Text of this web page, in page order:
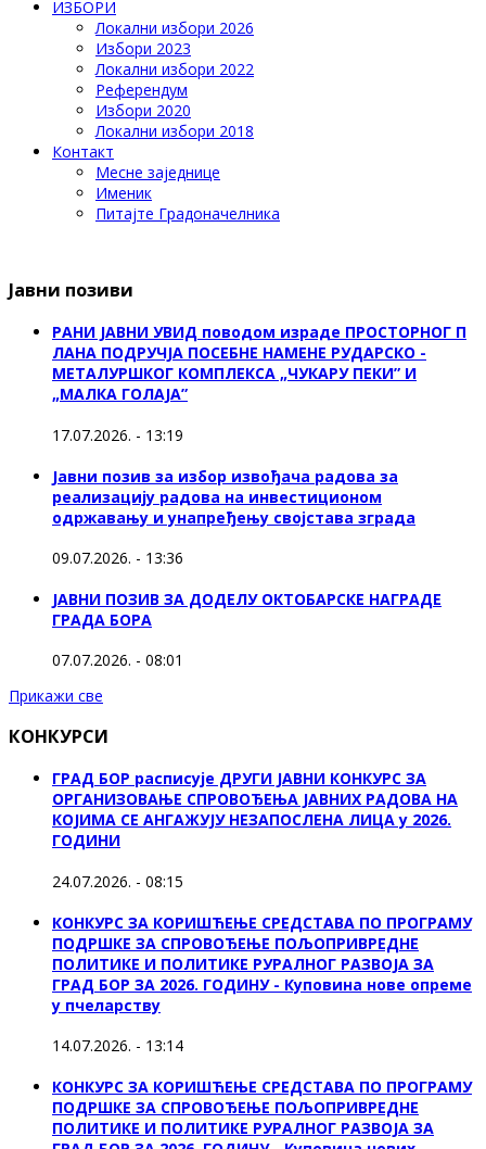
ИЗБОРИ
Локални избори 2026
Избори 2023
Локални избори 2022
Референдум
Избори 2020
Локални избори 2018
Контакт
Месне заједнице
Именик
Питајте Градоначелника
Јавни позиви
РАНИ ЈАВНИ УВИД поводом израде ПРОСТОРНОГ П
ЛАНА ПОДРУЧЈА ПОСЕБНЕ НАМЕНЕ РУДАРСКО -
МЕТАЛУРШКОГ КОМПЛЕКСА „ЧУКАРУ ПЕКИ” И
„МАЛКА ГОЛАЈА”
17.07.2026. - 13:19
Јавни позив за избор извођача радова за
реализацију радова на инвестиционом
одржавању и унапређењу својстава зграда
09.07.2026. - 13:36
ЈАВНИ ПОЗИВ ЗА ДОДЕЛУ ОКТOБАРСКЕ НАГРАДЕ
ГРАДА БОРА
07.07.2026. - 08:01
Прикажи све
КОНКУРСИ
ГРАД БОР расписује ДРУГИ ЈАВНИ КОНКУРС ЗА
ОРГАНИЗОВАЊЕ СПРОВОЂЕЊА ЈАВНИХ РАДОВА НА
КОЈИМА СЕ АНГАЖУЈУ НЕЗАПОСЛЕНА ЛИЦА у 2026.
ГОДИНИ
24.07.2026. - 08:15
КОНКУРС ЗА КОРИШЋЕЊЕ СРЕДСТАВА ПО ПРОГРАМУ
ПОДРШКЕ ЗА СПРОВОЂЕЊЕ ПОЉОПРИВРЕДНЕ
ПОЛИТИКЕ И ПОЛИТИКЕ РУРАЛНОГ РАЗВОЈА ЗА
ГРАД БОР ЗА 2026. ГОДИНУ - Куповина нове опреме
у пчеларству
14.07.2026. - 13:14
КОНКУРС ЗА КОРИШЋЕЊЕ СРЕДСТАВА ПО ПРОГРАМУ
ПОДРШКЕ ЗА СПРОВОЂЕЊЕ ПОЉОПРИВРЕДНЕ
ПОЛИТИКЕ И ПОЛИТИКЕ РУРАЛНОГ РАЗВОЈА ЗА